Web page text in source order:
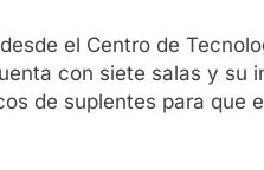
el Centro de
con siete salas y
de suplentes para